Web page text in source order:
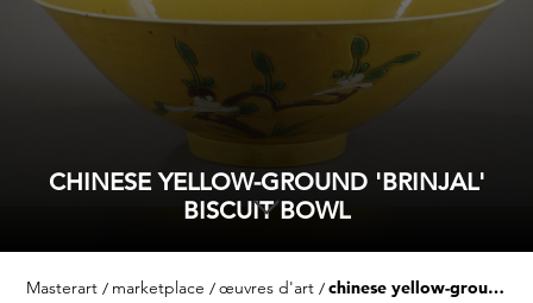
CHINESE YELLOW-GROUND 'BRINJAL'
BISCUIT BOWL
Masterart marketplace œuvres d'art chinese yellow-ground 'brinjal' biscuit bowl